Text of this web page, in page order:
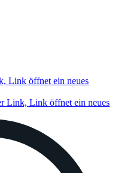
Link öffnet ein neues
Link, Link öffnet ein neues